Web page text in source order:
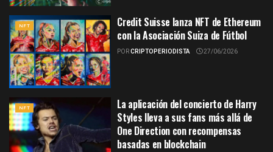
NFT
Credit Suisse lanza NFT de Ethereum
con la Asociación Suiza de Fútbol
PORCRIPTOPERIODISTA 27/06/2026
NFT
La aplicación del concierto de Harry
Styles lleva a sus fans más allá de
One Direction con recompensas
basadas en blockchain